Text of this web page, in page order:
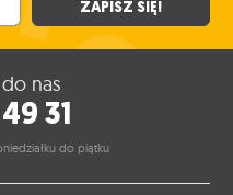
ZAPISZ SIĘ!
nas
31
do piątku